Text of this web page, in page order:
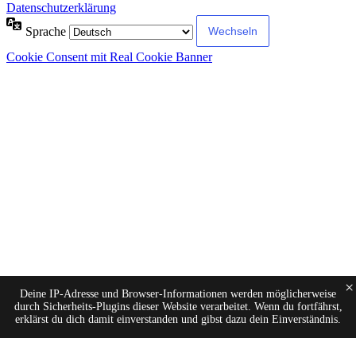
Datenschutzerklärung
Sprache
Deine IP-Adresse und Browser-Informationen werden möglicherweise
durch Sicherheits-Plugins dieser Website verarbeitet. Wenn du fortfährst,
erklärst du dich damit einverstanden und gibst dazu dein Einverständnis.
×
Cookie Consent mit Real Cookie Banner